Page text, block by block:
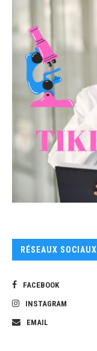
RÉSEAUX SOCIAUX
FACEBOOK
INSTAGRAM
EMAIL